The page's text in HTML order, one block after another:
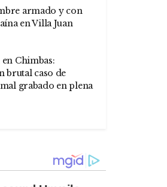
armado y con
en Villa Juan
Chimbas:
brutal caso de
grabado en plena